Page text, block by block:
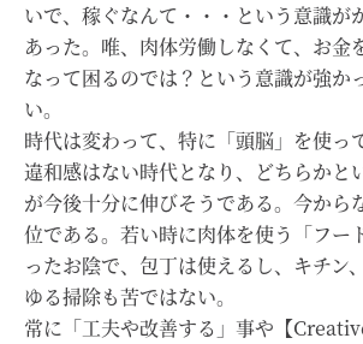
いで、稼ぐなんて・・・という意識が
あった。唯、肉体労働しなくて、お金
なって困るのでは？という意識が強か
い。
時代は変わって、特に「頭脳」を使っ
違和感はない時代となり、どちらかと
が今後十分に伸びそうである。今から
位である。若い時に肉体を使う「フー
ったお陰で、包丁は使えるし、キチン
ゆる掃除も苦ではない。
常に「工夫や改善する」事や【